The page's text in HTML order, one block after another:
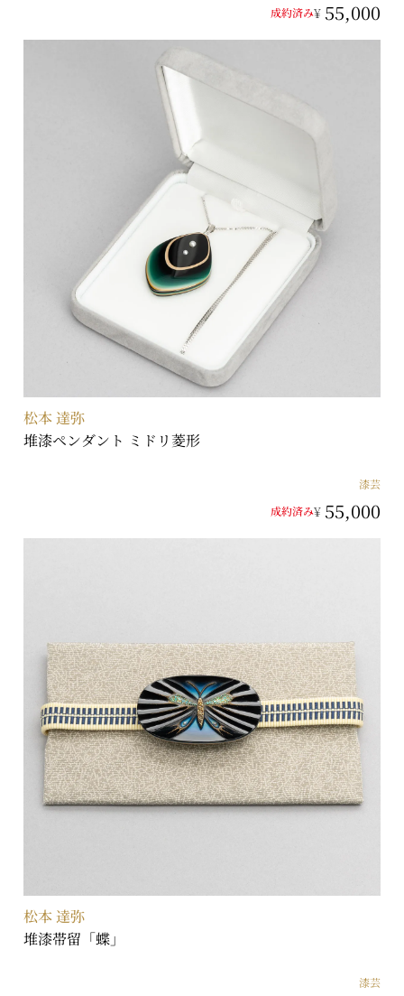
成約済み¥ 55,000
松本 達弥
堆漆ペンダント ミドリ菱形
漆芸
成約済み¥ 55,000
松本 達弥
堆漆帯留「蝶」
漆芸